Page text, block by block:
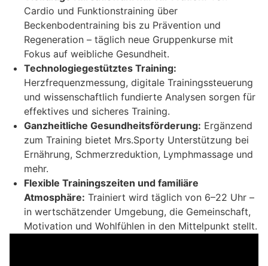
Cardio und Funktionstraining über
Beckenbodentraining bis zu Prävention und
Regeneration – täglich neue Gruppenkurse mit
Fokus auf weibliche Gesundheit.
Technologiegestütztes Training:
Herzfrequenzmessung, digitale Trainingssteuerung
und wissenschaftlich fundierte Analysen sorgen für
effektives und sicheres Training.
Ganzheitliche Gesundheitsförderung: Ergänzend
zum Training bietet Mrs.Sporty Unterstützung bei
Ernährung, Schmerzreduktion, Lymphmassage und
mehr.
Flexible Trainingszeiten und familiäre
Atmosphäre: Trainiert wird täglich von 6–22 Uhr –
in wertschätzender Umgebung, die Gemeinschaft,
Motivation und Wohlfühlen in den Mittelpunkt stellt.